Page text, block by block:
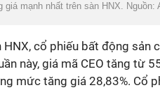
giá mạnh nhất trên sàn HNX. Nguồn:
cổ phiếu bất động sản
này, giá mã CEO tăng từ
mức tăng giá 28,83%. Cổ